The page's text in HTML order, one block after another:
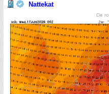
Nattekat
De